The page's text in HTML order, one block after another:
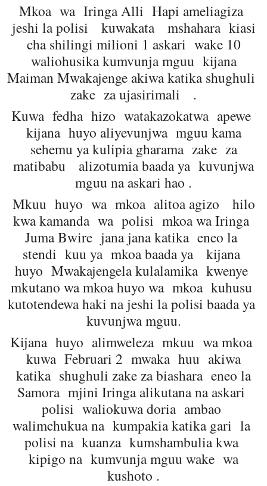
Mkoa wa Iringa Alli Hapi ameliagiza
jeshi la polisi kuwakata mshahara kiasi
cha shilingi milioni 1 askari wake 10
waliohusika kumvunja mguu kijana
Maiman Mwakajenge akiwa katika shughuli
zake za ujasirimali .
Kuwa fedha hizo watakazokatwa apewe
kijana huyo aliyevunjwa mguu kama
sehemu ya kulipia gharama zake za
matibabu alizotumia baada ya kuvunjwa
mguu na askari hao .
Mkuu huyo wa mkoa alitoa agizo hilo
kwa kamanda wa polisi mkoa wa Iringa
Juma Bwire jana jana katika eneo la
stendi kuu ya mkoa baada ya kijana
huyo Mwakajengela kulalamika kwenye
mkutano wa mkoa huyo wa mkoa kuhusu
kutotendewa haki na jeshi la polisi baada ya
kuvunjwa mguu.
Kijana huyo alimweleza mkuu wa mkoa
kuwa Februari 2 mwaka huu akiwa
katika shughuli zake za biashara eneo la
Samora mjini Iringa alikutana na askari
polisi waliokuwa doria ambao
walimchukua na kumpakia katika gari la
polisi na kuanza kumshambulia kwa
kipigo na kumvunja mguu wake wa
kushoto .